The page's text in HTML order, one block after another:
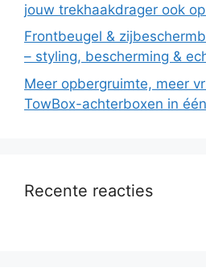
jouw trekhaakdrager ook
Frontbeugel &
– styling, bescherming &
Meer opbergruimte, meer
TowBox-achterboxen in
Recente reacties